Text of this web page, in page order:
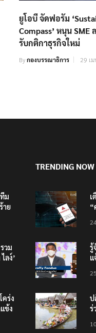
ยูโอบี จัดฟอรัม
Compass’ หนุน SME
รับกติกาธุรกิจใหม่
Byกองบรรณาธิการ 29 เ
ม
าย
วม
ลง์’
คร่ง
ข้ง
อ
TRENDING NOW
เ
“
รู้
แ
ทั่
ป
ร่
ตั